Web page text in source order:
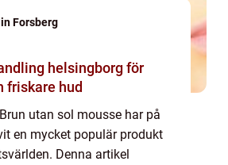
Forsberg
helsingborg för
friskare hud
utan sol mousse har på
en mycket populär produkt
Denna artikel